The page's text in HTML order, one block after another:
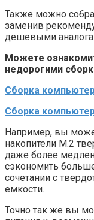
Также можно
заменив
дешевыми
Можете
недорогими
Сборка
Сборка
Например, вы
накопители M.2
даже более
сэкономить
сочетании с
емкости.
Точно так же вы